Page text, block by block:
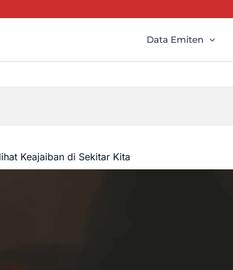
Data Emiten
Keajaiban di Sekitar Kita